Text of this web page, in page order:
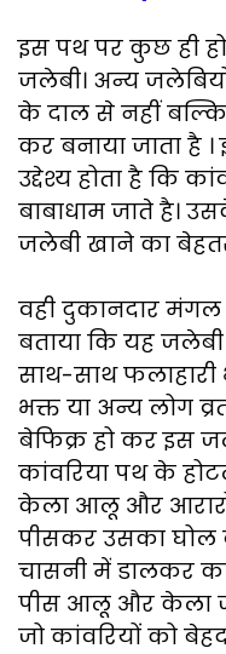
इस पथ पर कुछ ही
जलेबी। अन्य
के दाल से नहीं
कर बनाया जाता है
उद्देश्य होता है कि
बाबाधाम जाते है।
जलेबी खाने का
वही दुकानदार मंगल
बताया कि यह
साथ-साथ फलाहारी
भक्त या अन्य लोग
बेफिक्र हो कर इस
कांवरिया पथ के
केला आलू और
पीसकर उसका
चासनी में डालकर
पीस आलू और केला
जो कांवरियों को